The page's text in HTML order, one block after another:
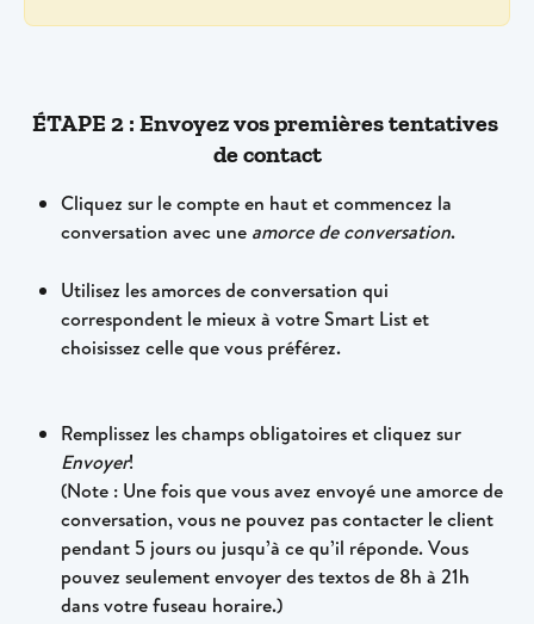
ÉTAPE 2 : Envoyez vos premières tentatives
de contact
Cliquez sur le compte en haut et commencez la
conversation avec une amorce de conversation.
Utilisez les amorces de conversation qui
correspondent le mieux à votre Smart List et
choisissez celle que vous préférez.
Remplissez les champs obligatoires et cliquez sur
Envoyer!
(Note : Une fois que vous avez envoyé une amorce de
conversation, vous ne pouvez pas contacter le client
pendant 5 jours ou jusqu’à ce qu’il réponde. Vous
pouvez seulement envoyer des textos de 8h à 21h
dans votre fuseau horaire.)